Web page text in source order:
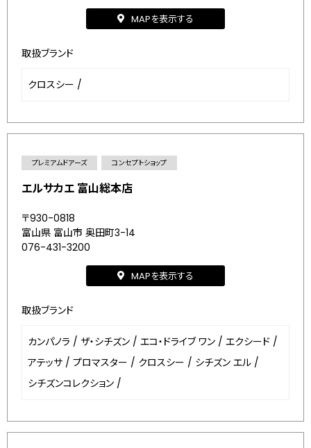
MAPを表示する
取扱ブランド
クロスシー /
プレミアムドアーズ コンセプトショップ
エルサカエ 富山総本店
〒930-0818
富山県 富山市 奥田町3-14
076-431-3200
MAPを表示する
取扱ブランド
カンパノラ / ザ・シチズン / エコ・ドライブ ワン / エクシード /
アテッサ / プロマスター / クロスシー / シチズン エル /
シチズンコレクション /